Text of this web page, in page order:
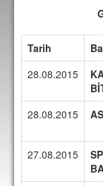
FİKSTÜR
KADRO
A TAKIM
TEKNİK
TARAFTAR
Tarih
28.08.2015
28.08.2015
27.08.2015